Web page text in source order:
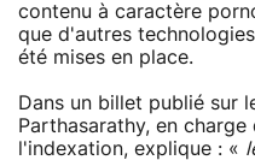
contenu à caractère
que d'autres
été mises en place.
Dans un billet publié sur
Parthasarathy, en
l'indexation, explique : «